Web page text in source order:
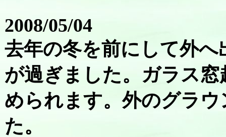
2008/05/04
去年の冬を前にして外
が過ぎました。ガラス
められます。外のグラ
た。